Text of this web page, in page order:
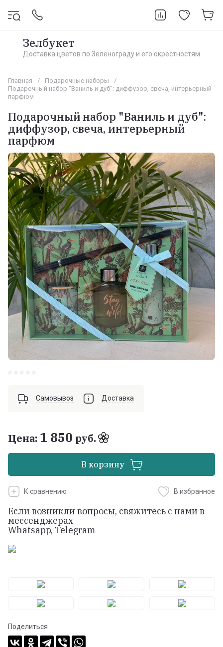
Зелбукет
Доставка цветов по Зеленограду и его окрестностям
Главная / Подарочные наборы
/
Подарочный набор "Ваниль и дуб": диффузор, свеча, интерьерный
парфюм
Подарочный набор "Ваниль и дуб":
диффузор, свеча, интерьерный
парфюм
Самовывоз Доставка
Цена: 1 850 руб.
В корзину
К сравнению В избранное
Если возникли вопросы, свяжитесь с нами в
мессенджерах
Whatsapp, Telegram
Поделиться